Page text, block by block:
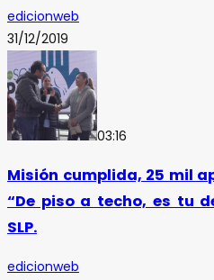
edicionweb
31/12/2019
03:16
Misión cumplida, 25 mil
“De piso a techo, es tu
SLP.
edicionweb